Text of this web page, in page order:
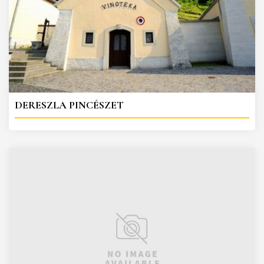
DERESZLA PINCÉSZET